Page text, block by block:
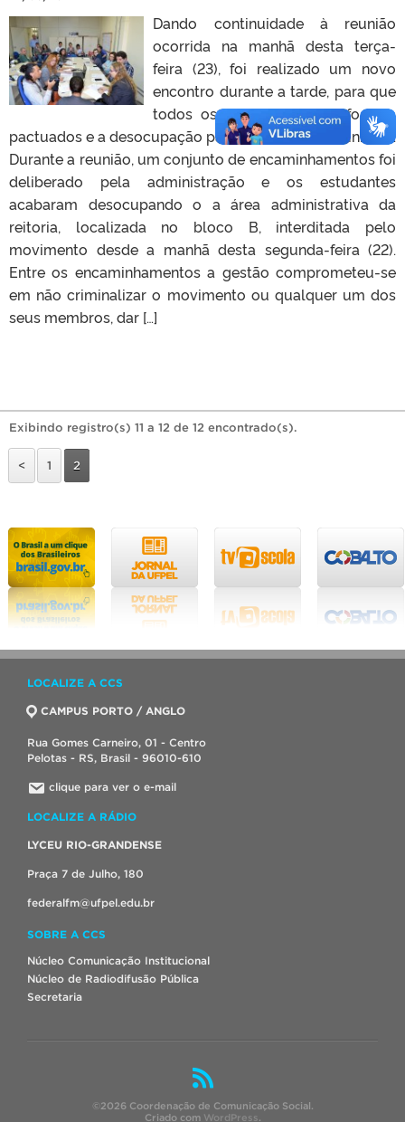
Dando continuidade à reunião
ocorrida na manhã desta terça-
feira (23), foi realizado um novo
encontro durante a tarde, para que
todos os pontos tratados fossem
pactuados e a desocupação pacifica fosse encaminhada.
Durante a reunião, um conjunto de encaminhamentos foi
deliberado pela administração e os estudantes
acabaram desocupando o a área administrativa da
reitoria, localizada no bloco B, interditada pelo
movimento desde a manhã desta segunda-feira (22).
Entre os encaminhamentos a gestão comprometeu-se
em não criminalizar o movimento ou qualquer um dos
seus membros, dar […]
Exibindo registro(s) 11 a 12 de 12 encontrado(s).
< 1 2
LOCALIZE A CCS
CAMPUS PORTO / ANGLO
Rua Gomes Carneiro, 01 - Centro
Pelotas - RS, Brasil - 96010-610
clique para ver o e-mail
LOCALIZE A RÁDIO
LYCEU RIO-GRANDENSE
Praça 7 de Julho, 180
federalfm@ufpel.edu.br
SOBRE A CCS
Núcleo Comunicação Institucional
Núcleo de Radiodifusão Pública
Secretaria
©2026 Coordenação de Comunicação Social.
Criado com WordPress.